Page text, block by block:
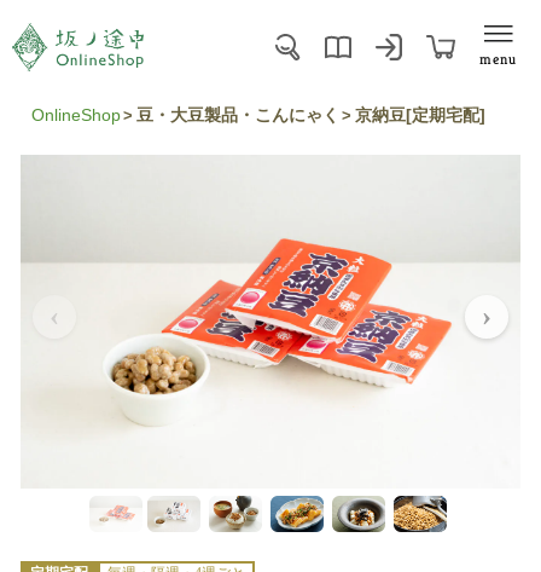
menu
OnlineShop 豆・大豆製品・こんにゃく 京納豆[定期宅配]